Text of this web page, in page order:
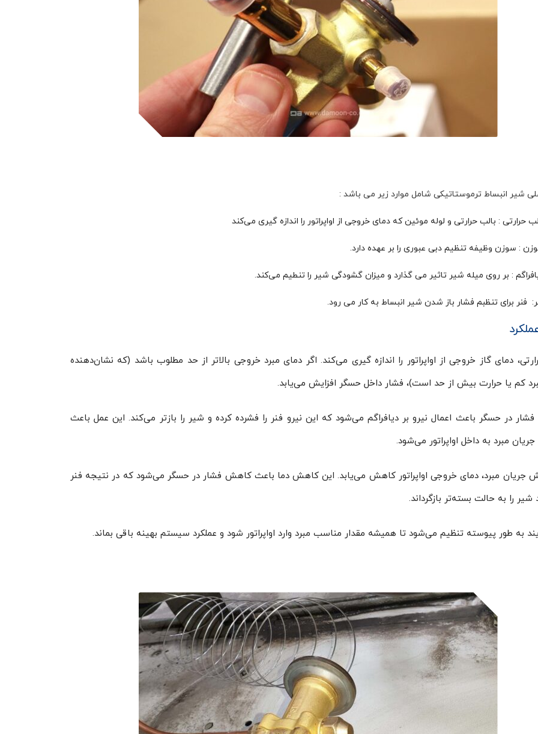
شیر انبساط ترموستاتیکی شامل موارد زیر می باشد :
حرارتی : بالب حرارتی و لوله موئین که دمای خروجی از اواپراتور را اندازه گیری می‌کند
: سوزن وظیفه تنظیم دبی عبوری را بر عهده دارد.
: بر روی میله شیر تاثیر می گذارد و میزان گشودگی شیر را تنطیم می‌کند.
فنر برای تنظبم فشار باز شدن شیر انبساط به کار می رود.
دمای گاز خروجی از اواپراتور را اندازه گیری می‌کند. اگر دمای مبرد خروجی بالاتر از حد مطلوب باشد (که نشان‌دهنده
کم یا حرارت بیش از حد است)، فشار داخل حسگر افزایش می‌یابد.
فشار در حسگر باعث اعمال نیرو بر دیافراگم می‌شود که این نیرو فنر را فشرده کرده و شیر را بازتر می‌کند. این عمل باعث
مبرد به داخل اواپراتور می‌شود.
جریان مبرد، دمای خروجی اواپراتور کاهش می‌یابد. این کاهش دما باعث کاهش فشار در حسگر می‌شود که در نتیجه فنر
شیر را به حالت بسته‌تر بازگرداند.
به طور پیوسته تنظیم می‌شود تا همیشه مقدار مناسب مبرد وارد اواپراتور شود و عملکرد سیستم بهینه باقی بماند.